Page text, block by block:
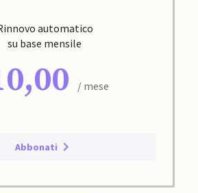
automatico
su base mensile
/ mese
Abbonati